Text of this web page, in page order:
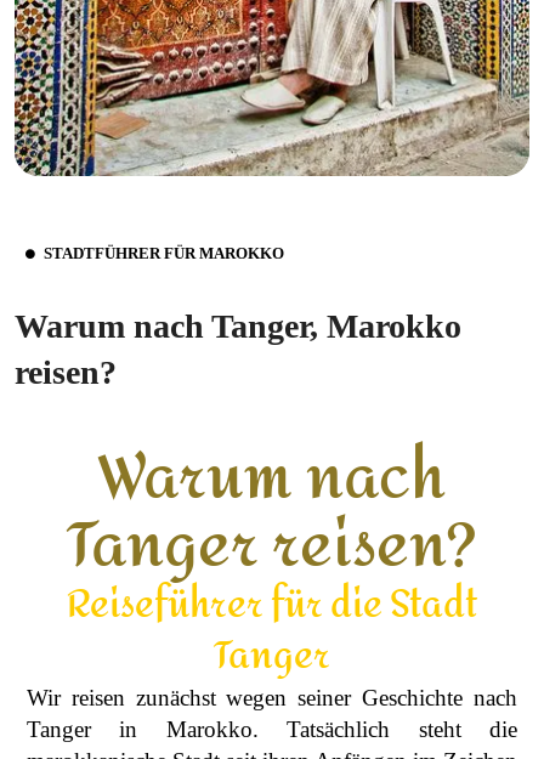
STADTFÜHRER FÜR MAROKKO
Warum nach Tanger, Marokko
reisen?
Warum nach
Tanger reisen?
Reiseführer für die Stadt
Tanger
Wir reisen zunächst wegen seiner Geschichte nach
Tanger in Marokko. Tatsächlich steht die